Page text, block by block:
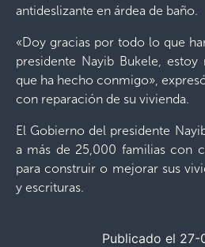
antideslizante en árdea de baño.
«Doy gracias por todo lo que
presidente Nayib Bukele,
que ha hecho conmigo»,
con reparación de su vivienda.
El Gobierno del presidente
a más de 25,000 familias con
para construir o mejorar sus
y escrituras.
Publicado el 27-